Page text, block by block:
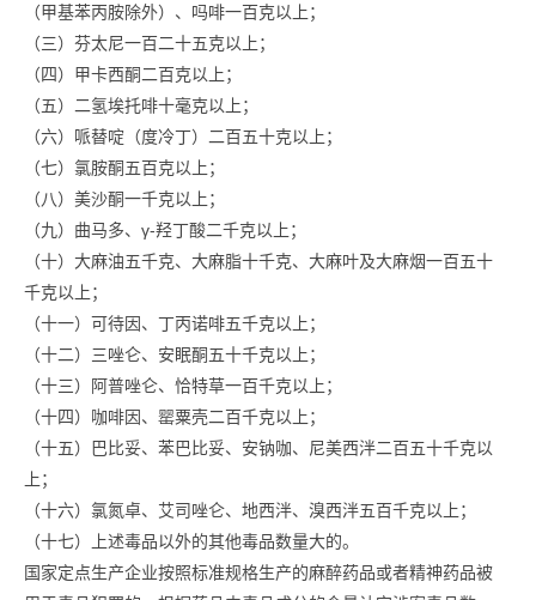
（甲基苯丙胺除外）、吗啡一百克以上；
（三）芬太尼一百二十五克以上；
（四）甲卡西酮二百克以上；
（五）二氢埃托啡十毫克以上；
（六）哌替啶（度冷丁）二百五十克以上；
（七）氯胺酮五百克以上；
（八）美沙酮一千克以上；
（九）曲马多、γ-羟丁酸二千克以上；
（十）大麻油五千克、大麻脂十千克、大麻叶及大麻烟一百五十
千克以上；
（十一）可待因、丁丙诺啡五千克以上；
（十二）三唑仑、安眠酮五十千克以上；
（十三）阿普唑仑、恰特草一百千克以上；
（十四）咖啡因、罂粟壳二百千克以上；
（十五）巴比妥、苯巴比妥、安钠咖、尼美西泮二百五十千克以
上；
（十六）氯氮卓、艾司唑仑、地西泮、溴西泮五百千克以上；
（十七）上述毒品以外的其他毒品数量大的。
国家定点生产企业按照标准规格生产的麻醉药品或者精神药品被